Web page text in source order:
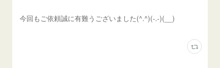
今回もご依頼誠に有難うございました(^.^)(-.-)(__)